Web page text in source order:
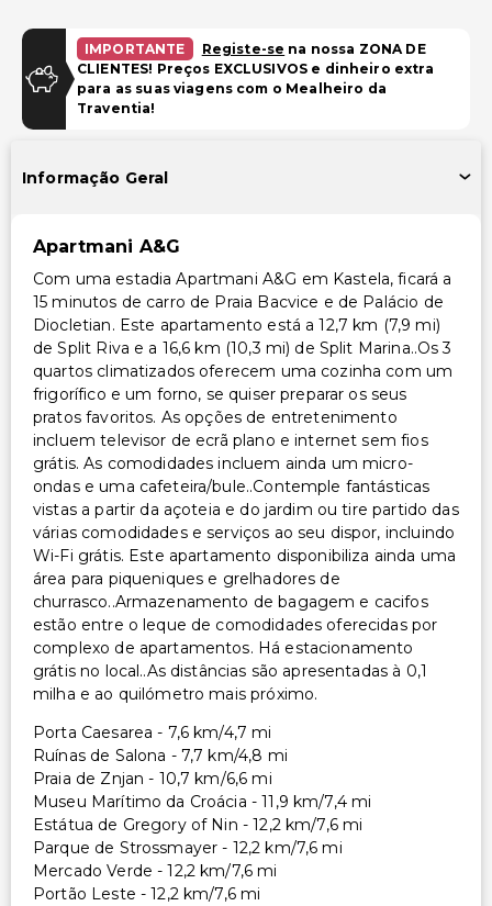
IMPORTANTE Registe-se na nossa ZONA DE
CLIENTES! Preços EXCLUSIVOS e dinheiro extra
para as suas viagens com o Mealheiro da
Traventia!
Informação Geral
Apartmani A&G
Com uma estadia Apartmani A&G em Kastela, ficará a
15 minutos de carro de Praia Bacvice e de Palácio de
Diocletian. Este apartamento está a 12,7 km (7,9 mi)
de Split Riva e a 16,6 km (10,3 mi) de Split Marina..Os 3
quartos climatizados oferecem uma cozinha com um
frigorífico e um forno, se quiser preparar os seus
pratos favoritos. As opções de entretenimento
incluem televisor de ecrã plano e internet sem fios
grátis. As comodidades incluem ainda um micro-
ondas e uma cafeteira/bule..Contemple fantásticas
vistas a partir da açoteia e do jardim ou tire partido das
várias comodidades e serviços ao seu dispor, incluindo
Wi-Fi grátis. Este apartamento disponibiliza ainda uma
área para piqueniques e grelhadores de
churrasco..Armazenamento de bagagem e cacifos
estão entre o leque de comodidades oferecidas por
complexo de apartamentos. Há estacionamento
grátis no local..As distâncias são apresentadas à 0,1
milha e ao quilómetro mais próximo.
Porta Caesarea - 7,6 km/4,7 mi
Ruínas de Salona - 7,7 km/4,8 mi
Praia de Znjan - 10,7 km/6,6 mi
Museu Marítimo da Croácia - 11,9 km/7,4 mi
Estátua de Gregory of Nin - 12,2 km/7,6 mi
Parque de Strossmayer - 12,2 km/7,6 mi
Mercado Verde - 12,2 km/7,6 mi
Portão Leste - 12,2 km/7,6 mi